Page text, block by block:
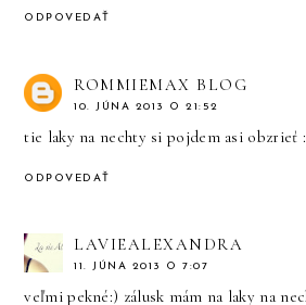
ODPOVEDAŤ
ROMMIEMAX BLOG
10. JÚNA 2013 O 21:52
tie laky na nechty si pojdem asi obzrieť
ODPOVEDAŤ
LAVIEALEXANDRA
11. JÚNA 2013 O 7:07
veľmi pekné:) zálusk mám na laky na